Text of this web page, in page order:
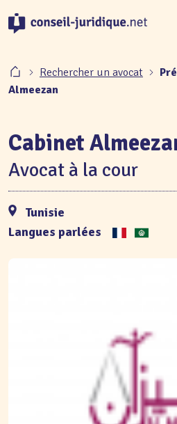
Rechercher un avocat
Almeezan
Cabinet
Avocat à la cour
Tunisie
Langues parlées